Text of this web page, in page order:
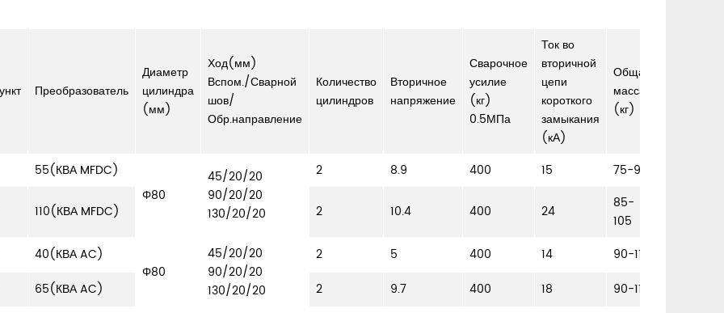
Преобразователь
Диаметр
цилиндра
(мм)
Ход(мм)
Вспом./Сварной
шов/
Обр.направление
Количество
цилиндров
Вторичное
напряжение
Сварочное
усилие
(кг)
0.5МПа
Ток во
вторичной
цепи
короткого
замыкания
(кА)
Общая
масса
(кг)
55(КВА MFDC)
Φ80
45/20/20
90/20/20
130/20/20
2 8.9 400 15
75-95
110(КВА MFDC) 2 10.4 400 24
85-
105
40(КВА AC)
Φ80
45/20/20
90/20/20
130/20/20
2 5 400 14
90-110
65(КВА AC) 2 9.7 400 18 90-110